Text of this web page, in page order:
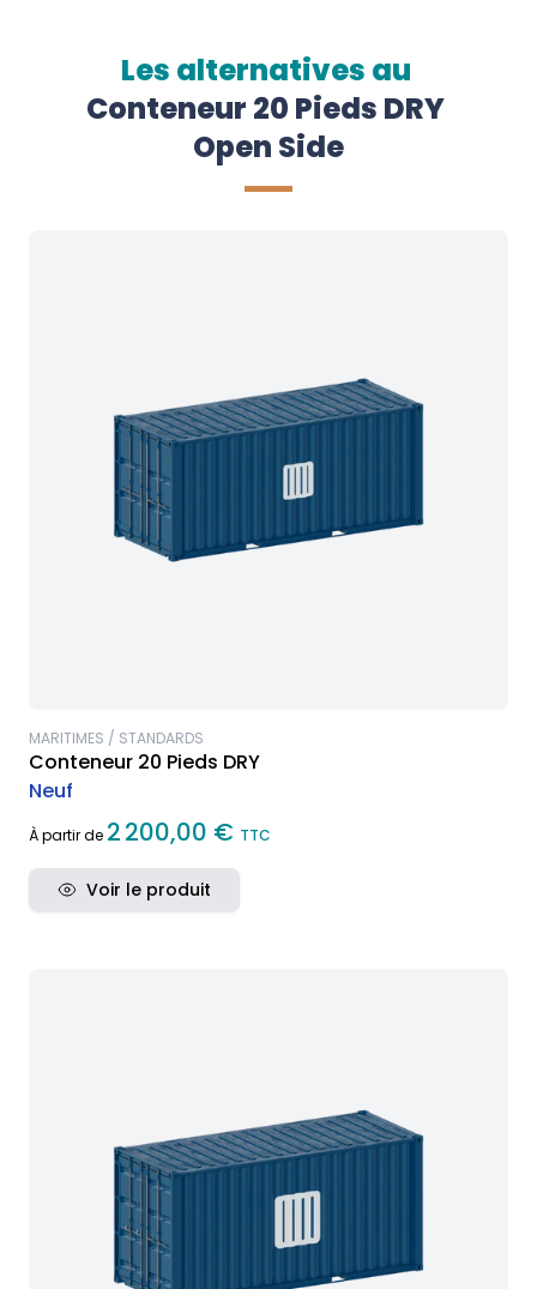
Les alternatives au
Conteneur 20 Pieds DRY
Open Side
MARITIMES / STANDARDS
Conteneur 20 Pieds DRY
Neuf
À partir de 2 200,00 € TTC
Voir le produit